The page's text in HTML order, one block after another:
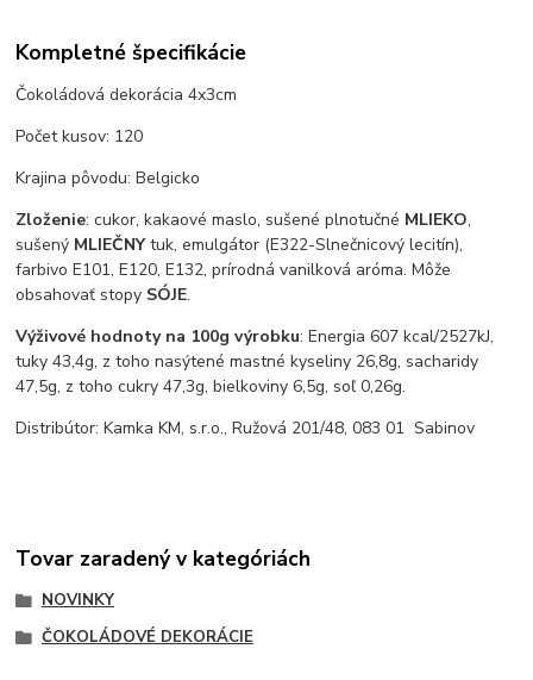
Kompletné špecifikácie
Čokoládová dekorácia 4x3cm
Počet kusov: 120
Krajina pôvodu: Belgicko
Zloženie: cukor, kakaové maslo, sušené plnotučné MLIEKO,
sušený MLIEČNYtuk, emulgátor (E322-Slnečnicový lecitín),
farbivo E101, E120, E132, prírodná vanilková aróma. Môže
obsahovať stopy SÓJE.
Výživové hodnoty na 100g výrobku: Energia 607 kcal/2527kJ,
tuky 43,4g, z toho nasýtené mastné kyseliny 26,8g, sacharidy
47,5g, z toho cukry 47,3g, bielkoviny 6,5g, soľ 0,26g.
Distribútor: Kamka KM, s.r.o., Ružová 201/48, 083 01 Sabinov
Tovar zaradený v kategóriách
NOVINKY
ČOKOLÁDOVÉ DEKORÁCIE